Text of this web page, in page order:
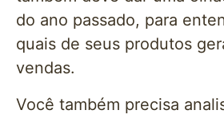
do ano passado, para
quais de seus produtos
vendas.
Você também precisa